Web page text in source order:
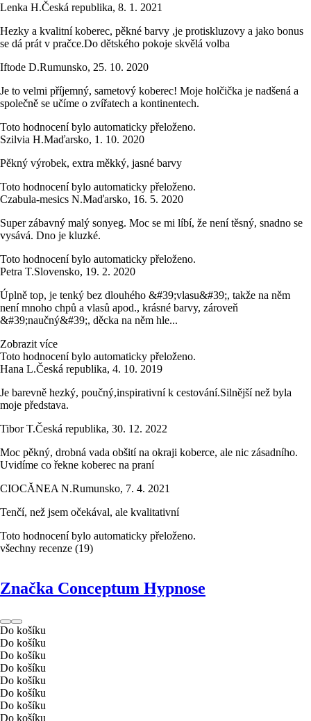
Lenka H.Česká republika, 8. 1. 2021
Hezky a kvalitní koberec, pěkné barvy ,je protiskluzovy a jako bonus
se dá prát v pračce.Do dětského pokoje skvělá volba
Iftode D.Rumunsko, 25. 10. 2020
Je to velmi příjemný, sametový koberec! Moje holčička je nadšená a
společně se učíme o zvířatech a kontinentech.
Toto hodnocení bylo automaticky přeloženo.
Szilvia H.Maďarsko, 1. 10. 2020
Pěkný výrobek, extra měkký, jasné barvy
Toto hodnocení bylo automaticky přeloženo.
Czabula-mesics N.Maďarsko, 16. 5. 2020
Super zábavný malý sonyeg. Moc se mi líbí, že není těsný, snadno se
vysává. Dno je kluzké.
Toto hodnocení bylo automaticky přeloženo.
Petra T.Slovensko, 19. 2. 2020
Úplně top, je tenký bez dlouhého &#39;vlasu&#39;, takže na něm
není mnoho chpů a vlasů apod., krásné barvy, zároveň
&#39;naučný&#39;, děcka na něm hle...
Zobrazit více
Toto hodnocení bylo automaticky přeloženo.
Hana L.Česká republika, 4. 10. 2019
Je barevně hezký, poučný,inspirativní k cestování.Silnější než byla
moje představa.
Tibor T.Česká republika, 30. 12. 2022
Moc pěkný, drobná vada obšití na okraji koberce, ale nic zásadního.
Uvidíme co řekne koberec na praní
CIOCĂNEA N.Rumunsko, 7. 4. 2021
Tenčí, než jsem očekával, ale kvalitativní
Toto hodnocení bylo automaticky přeloženo.
všechny recenze (19)
Značka Conceptum Hypnose
Do košíku
Do košíku
Do košíku
Do košíku
Do košíku
Do košíku
Do košíku
Do košíku